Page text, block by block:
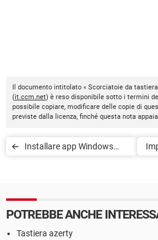
Il documento intitolato « Scorciatoie da
(it.ccm.net) è reso disponibile sotto i termini
possibile copiare, modificare delle copie di
previste dalla licenza, finché questa nota
Installare app Windows
POTREBBE ANCHE
Tastiera azerty